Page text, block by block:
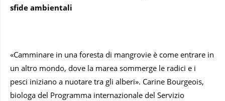
sfide ambientali
«Camminare in una foresta di mangrovie è come entrare in
un altro mondo, dove la marea sommerge le radici e i
pesci iniziano a nuotare tra gli alberi». Carine Bourgeois,
biologa del Programma internazionale del Servizio